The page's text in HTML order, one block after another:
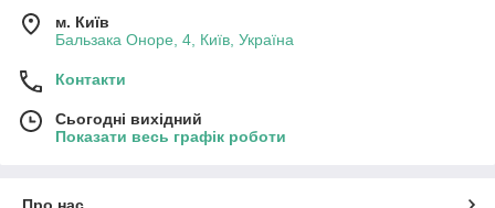
м. Київ
Бальзака Оноре, 4, Київ, Україна
Контакти
Сьогодні вихідний
Показати весь графік роботи